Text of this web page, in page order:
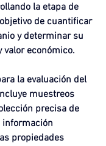
la etapa de
de cuantificar
y determinar su
valor económico.
la evaluación del
muestreos
precisa de
información
propiedades